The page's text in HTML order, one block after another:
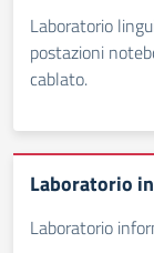
Laboratorio
postazioni
cablato.
Laboratorio
Laboratorio